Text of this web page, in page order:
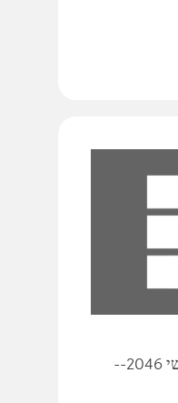
גריד לאייפד חשבון אישי 2046--